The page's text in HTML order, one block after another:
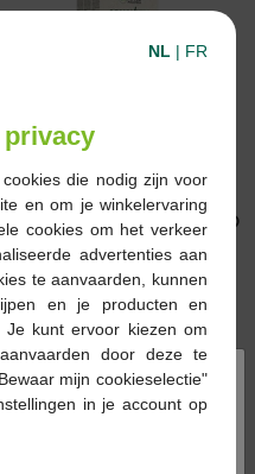
Arkovital pure energy
3maand tabletten
3x30st
€ 25,30
×
NL | FR
privacy
die nodig zijn voor
en om je winkelervaring
cookies om het verkeer
advertenties aan
te aanvaarden, kunnen
en je producten en
kunt ervoor kiezen om
door deze te
mijn cookieselectie"
in je account op